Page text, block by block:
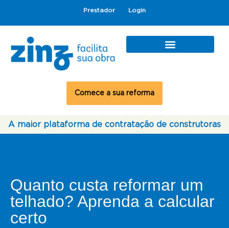
Prestador Login
Comece a sua reforma
A maior plataforma de contratação de construtoras
Quanto custa reformar um
telhado? Aprenda a calcular
certo